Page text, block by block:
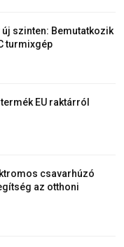
szinten: Bemutatkozik
turmixgép
EU raktárról
csavarhúzó
az otthoni